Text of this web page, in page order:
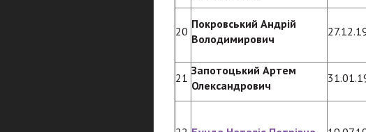
20
Покровський Андрій
Володимирович
21
Запотоцький Артем
Олександрович